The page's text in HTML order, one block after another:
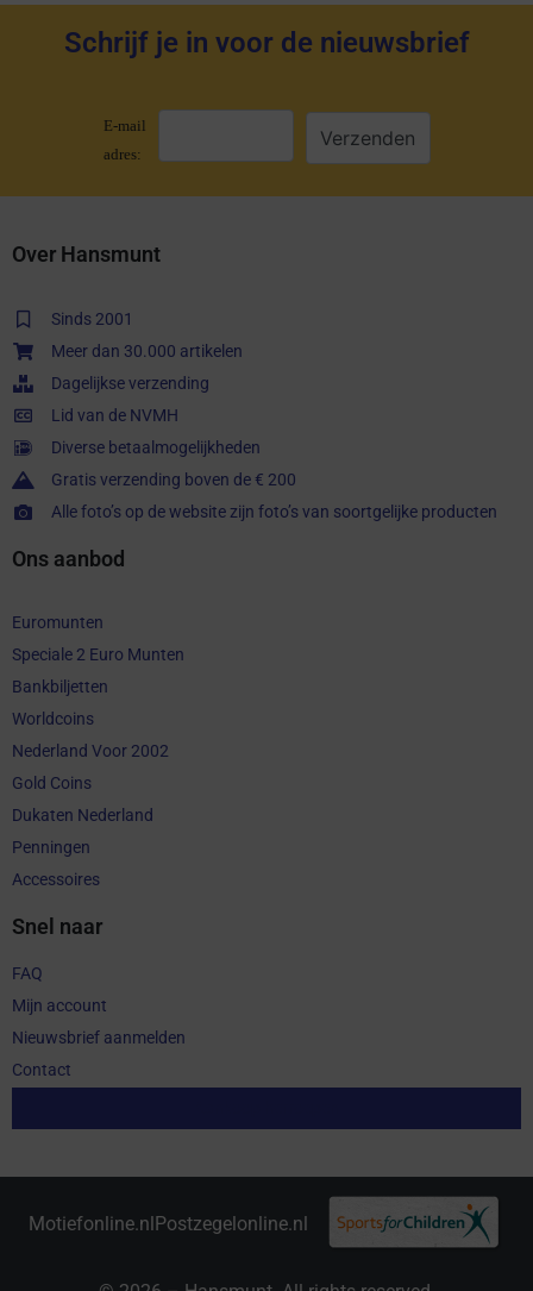
Schrijf je in voor de nieuwsbrief
E-mail
adres:
Over Hansmunt
Sinds 2001
Meer dan 30.000 artikelen
Dagelijkse verzending
Lid van de NVMH
Diverse betaalmogelijkheden
Gratis verzending boven de € 200
Alle foto’s op de website zijn foto’s van soortgelijke producten
Ons aanbod
Euromunten
Speciale 2 Euro Munten
Bankbiljetten
Worldcoins
Nederland Voor 2002
Gold Coins
Dukaten Nederland
Penningen
Accessoires
Snel naar
FAQ
Mijn account
Nieuwsbrief aanmelden
Contact
Motiefonline.nlPostzegelonline.nl